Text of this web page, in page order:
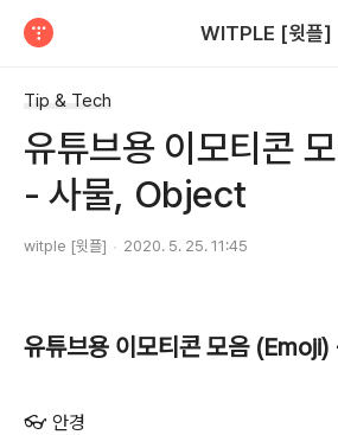
WITPLE [윗플]
Tip & Tech
유튜브용 이모티콘
- 사물, Object
witple [윗플] 2020. 5. 25. 11:45
유튜브용 이모티콘 모음
👓 안경